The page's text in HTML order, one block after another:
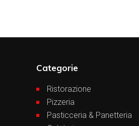
Categorie
Ristorazione
Pizzeria
Pasticceria & Panetteria